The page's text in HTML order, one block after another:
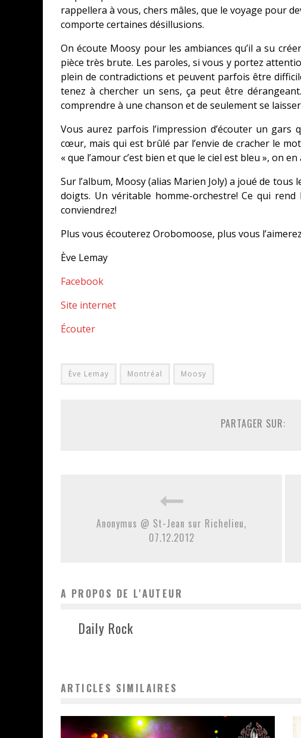
rappellera à vous, chers mâles, que le voyage pour
comporte certaines désillusions.
On écoute Moosy pour les ambiances qu’il a su
pièce très brute. Les paroles, si vous y portez
plein de contradictions et peuvent parfois être
tenez à chercher un sens, ça peut être
comprendre à une chanson et de seulement se
Vous aurez parfois l’impression d’écouter un
cœur, mais qui est brûlé par l’envie de cracher le
« que l’amour c’est bien et que le ciel est bleu », on en
Sur l’album, Moosy (alias Marien Joly) a joué de
doigts. Un véritable homme-orchestre! Ce qui
conviendrez!
Plus vous écouterez Orobomoose, plus vous
Ève Lemay
Facebook
Site internet
Écouter
Ève Lemay Montréal Moosy
PARTAGER SUR:
Anonymus @ St-Jean sur Richelieu,
07.12.2012
A PROPOS DE L'AUTEUR
Daily Rock
ARTICLES SIMILAIRES